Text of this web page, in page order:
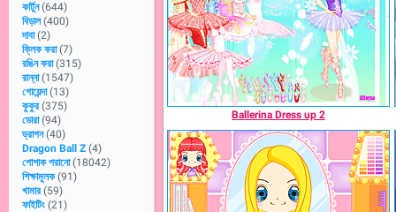
কার্টুন (644)
বিড়াল (400)
দাবা (2)
ক্লিক করা (7)
রঙিন করা (315)
রান্না (1547)
গোয়েন্দা (13)
কুকুর (375)
ডোরা (94)
ড্রাগন (40)
Dragon Ball Z (4)
পোশাক পরানো (18042)
শিক্ষামূলক (91)
খামার (59)
ফাইটিং (21)
Ballerina Dress up 2